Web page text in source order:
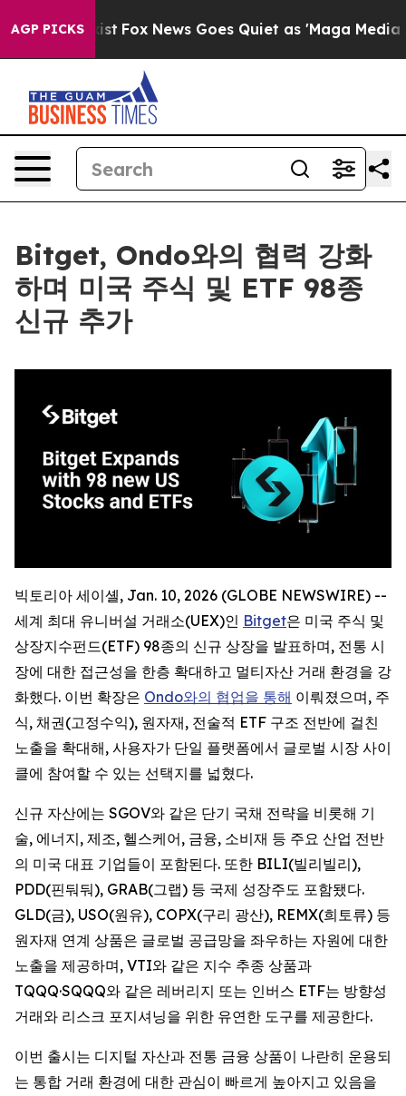
AGP PICKS
They Exist Fox News Goes Quiet as 'Maga Media
Bitget, Ondo와의 협력 강화
하며 미국 주식 및 ETF 98종
신규 추가
빅토리아 세이셸, Jan. 10, 2026 (GLOBE NEWSWIRE) --
세계 최대 유니버설 거래소(UEX)인 Bitget은 미국 주식 및
상장지수펀드(ETF) 98종의 신규 상장을 발표하며, 전통 시
장에 대한 접근성을 한층 확대하고 멀티자산 거래 환경을 강
화했다. 이번 확장은 Ondo와의 협업을 통해 이뤄졌으며, 주
식, 채권(고정수익), 원자재, 전술적 ETF 구조 전반에 걸친
노출을 확대해, 사용자가 단일 플랫폼에서 글로벌 시장 사이
클에 참여할 수 있는 선택지를 넓혔다.
신규 자산에는 SGOV와 같은 단기 국채 전략을 비롯해 기
술, 에너지, 제조, 헬스케어, 금융, 소비재 등 주요 산업 전반
의 미국 대표 기업들이 포함된다. 또한 BILI(빌리빌리),
PDD(핀둬둬), GRAB(그랩) 등 국제 성장주도 포함됐다.
GLD(금), USO(원유), COPX(구리 광산), REMX(희토류) 등
원자재 연계 상품은 글로벌 공급망을 좌우하는 자원에 대한
노출을 제공하며, VTI와 같은 지수 추종 상품과
TQQQ·SQQQ와 같은 레버리지 또는 인버스 ETF는 방향성
거래와 리스크 포지셔닝을 위한 유연한 도구를 제공한다.
이번 출시는 디지털 자산과 전통 금융 상품이 나란히 운용되
는 통합 거래 환경에 대한 관심이 빠르게 높아지고 있음을